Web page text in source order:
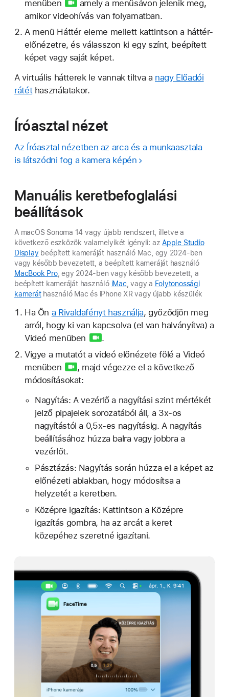
menüben
amely a menüsávon jelenik meg,
amikor videohívás van folyamatban.
A menü Háttér eleme mellett kattintson a háttér-
előnézetre, és válasszon ki egy színt, beépített
képet vagy saját képet.
A virtuális hátterek le vannak tiltva a nagy Előadói
rátéthasználatakor.
Íróasztal nézet
Az Íróasztal nézetben az arca és a munkaasztala
is látszódni fog a kamera képén
Manuális keretbefoglalási
beállítások
A macOS Sonoma 14 vagy újabb rendszert, illetve a
következő eszközök valamelyikét igényli: azApple Studio
Display beépített kameráját használó Mac, egy 2024-ben
vagy később bevezetett, a beépített kameráját használó
MacBook Pro, egy 2024-ben vagy később bevezetett, a
beépített kameráját használó iMac, vagy a Folytonossági
kameráthasználó Mac és iPhone XR vagy újabb készülék
Ha Ön a Rivaldafényt használja, győződjön meg
arról, hogy ki van kapcsolva (el van halványítva) a
Videó menüben
.
Vigye a mutatót a videó előnézete fölé a Videó
menüben
, majd végezze el a következő
módosításokat:
Nagyítás: A vezérlő a nagyítási szint mértékét
jelző pipajelek sorozatából áll, a 3x-os
nagyítástól a 0,5x-es nagyításig. A nagyítás
beállításához húzza balra vagy jobbra a
vezérlőt.
Pásztázás: Nagyítás során húzza el a képet az
előnézeti ablakban, hogy módosítsa a
helyzetét a keretben.
Középre igazítás: Kattintson a Középre
igazítás gombra, ha az arcát a keret
közepéhez szeretné igazítani.